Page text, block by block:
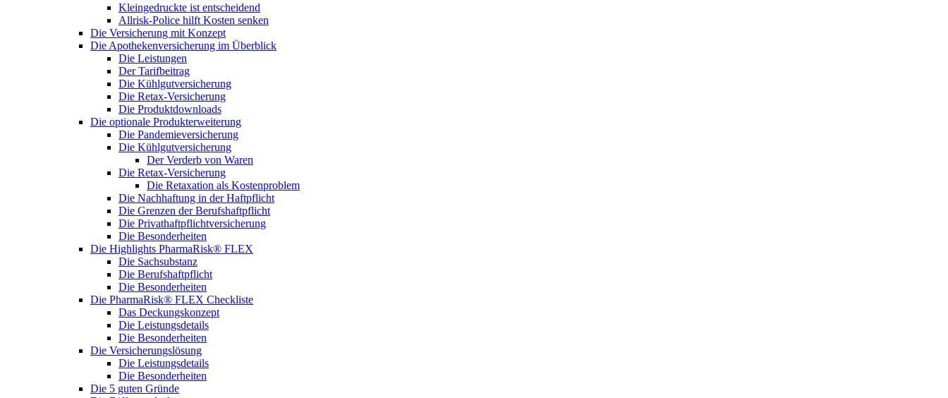
Kleingedruckte ist entscheidend
Allrisk-Police hilft Kosten senken
Die Versicherung mit Konzept
Die Apothekenversicherung im Überblick
Die Leistungen
Der Tarifbeitrag
Die Kühlgutversicherung
Die Retax-Versicherung
Die Produktdownloads
Die optionale Produkterweiterung
Die Pandemieversicherung
Die Kühlgutversicherung
Der Verderb von Waren
Die Retax-Versicherung
Die Retaxation als Kostenproblem
Die Nachhaftung in der Haftpflicht
Die Grenzen der Berufshaftpflicht
Die Privathaftpflichtversicherung
Die Besonderheiten
Die Highlights PharmaRisk® FLEX
Die Sachsubstanz
Die Berufshaftpflicht
Die Besonderheiten
Die PharmaRisk® FLEX Checkliste
Das Deckungskonzept
Die Leistungsdetails
Die Besonderheiten
Die Versicherungslösung
Die Leistungsdetails
Die Besonderheiten
Die 5 guten Gründe